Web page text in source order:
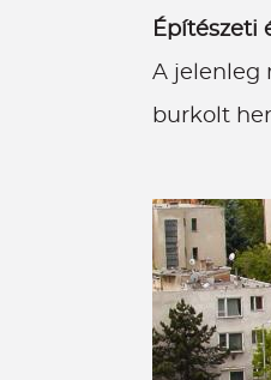
Építészeti
A jelenleg
burkolt